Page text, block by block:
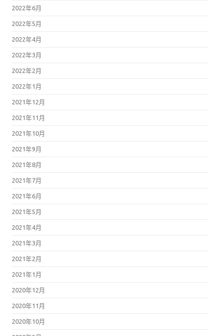
2022年6月
2022年5月
2022年4月
2022年3月
2022年2月
2022年1月
2021年12月
2021年11月
2021年10月
2021年9月
2021年8月
2021年7月
2021年6月
2021年5月
2021年4月
2021年3月
2021年2月
2021年1月
2020年12月
2020年11月
2020年10月